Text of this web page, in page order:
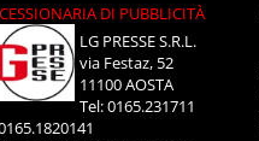
DI PUBBLICITÀ
LG PRESSE S.R.L.
via Festaz, 52
11100 AOSTA
Tel: 0165.231711